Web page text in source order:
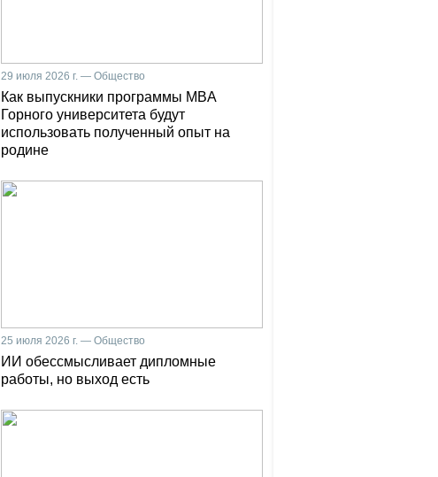
29 июля 2026 г. — Общество
Как выпускники программы MBA
Горного университета будут
использовать полученный опыт на
родине
25 июля 2026 г. — Общество
ИИ обессмысливает дипломные
работы, но выход есть